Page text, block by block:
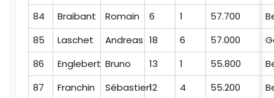
84
Braibant Romain 6 1 57.700
85
Laschet Andreas 18 6 57.000
86
Englebert Bruno 13 1 55.800
87
Franchin Sébastien12 4 55.200